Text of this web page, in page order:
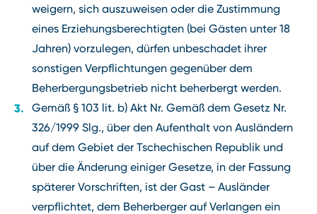
weigern, sich auszuweisen oder die Zustimmung
eines Erziehungsberechtigten (bei Gästen unter 18
Jahren) vorzulegen, dürfen unbeschadet ihrer
sonstigen Verpflichtungen gegenüber dem
Beherbergungsbetrieb nicht beherbergt werden.
Gemäß § 103 lit. b) Akt Nr. Gemäß dem Gesetz Nr.
326/1999 Slg., über den Aufenthalt von Ausländern
auf dem Gebiet der Tschechischen Republik und
über die Änderung einiger Gesetze, in der Fassung
späterer Vorschriften, ist der Gast – Ausländer
verpflichtet, dem Beherberger auf Verlangen ein